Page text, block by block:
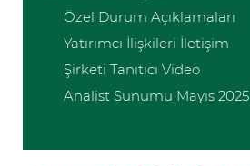
Özel Durum Açıklamaları
Yatırımcı İlişkileri İletişim
Şirketi Tanıtıcı Video
Analist Sunumu Mayıs 2025